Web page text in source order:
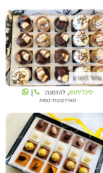
אזור השרון
סיגליתוש
סיגליתוש, להזמנה: |
מארז קינוחי כוסות
סטודיו DEBOGATO